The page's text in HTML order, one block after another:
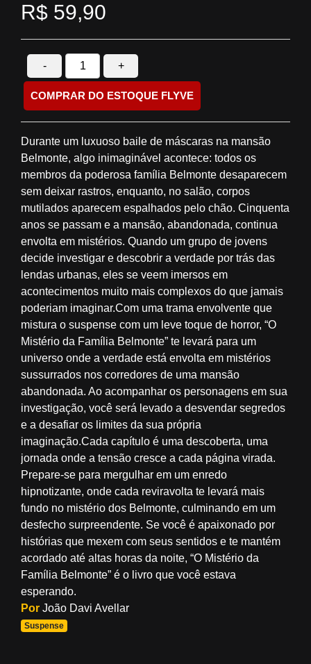
R$ 59,90
- +
COMPRAR DO ESTOQUE FLYVE
Durante um luxuoso baile de máscaras na mansão
Belmonte, algo inimaginável acontece: todos os
membros da poderosa família Belmonte desaparecem
sem deixar rastros, enquanto, no salão, corpos
mutilados aparecem espalhados pelo chão. Cinquenta
anos se passam e a mansão, abandonada, continua
envolta em mistérios. Quando um grupo de jovens
decide investigar e descobrir a verdade por trás das
lendas urbanas, eles se veem imersos em
acontecimentos muito mais complexos do que jamais
poderiam imaginar.Com uma trama envolvente que
mistura o suspense com um leve toque de horror, “O
Mistério da Família Belmonte” te levará para um
universo onde a verdade está envolta em mistérios
sussurrados nos corredores de uma mansão
abandonada. Ao acompanhar os personagens em sua
investigação, você será levado a desvendar segredos
e a desafiar os limites da sua própria
imaginação.Cada capítulo é uma descoberta, uma
jornada onde a tensão cresce a cada página virada.
Prepare-se para mergulhar em um enredo
hipnotizante, onde cada reviravolta te levará mais
fundo no mistério dos Belmonte, culminando em um
desfecho surpreendente. Se você é apaixonado por
histórias que mexem com seus sentidos e te mantém
acordado até altas horas da noite, “O Mistério da
Família Belmonte” é o livro que você estava
esperando.
Por João Davi Avellar
Suspense